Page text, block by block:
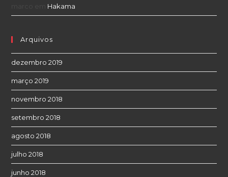
Hakama
Arquivos
dezembro 2019
março 2019
novembro 2018
setembro 2018
agosto 2018
julho 2018
junho 2018